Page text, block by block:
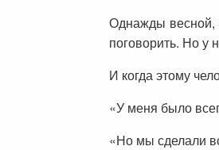
Однажды весной,
поговорить. Но у
И когда этому
«У меня было
«Но мы сделали